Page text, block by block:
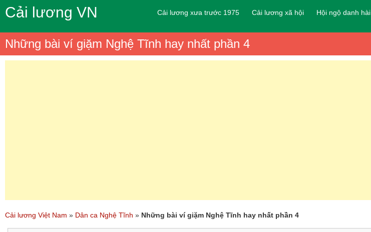
Cải lương VN Cải lương xưa trước 1975 Cải lương xã hội Hội ngộ danh hài
Những bài ví giặm Nghệ Tĩnh hay nhất phần 4
Cải lương Việt Nam » Dân ca Nghệ Tĩnh » Những bài ví giặm Nghệ Tĩnh hay nhất phần 4